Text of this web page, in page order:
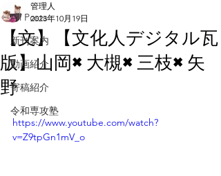
All Posts
新刊案内
動画紹介
寄稿紹介
令和専攻塾
【文】【文化人デジタル瓦
版】山岡×大槻×三枝×矢
野
管理人
2023年10月19日
https://www.youtube.com/watch?
v=Z9tpGn1mV_o